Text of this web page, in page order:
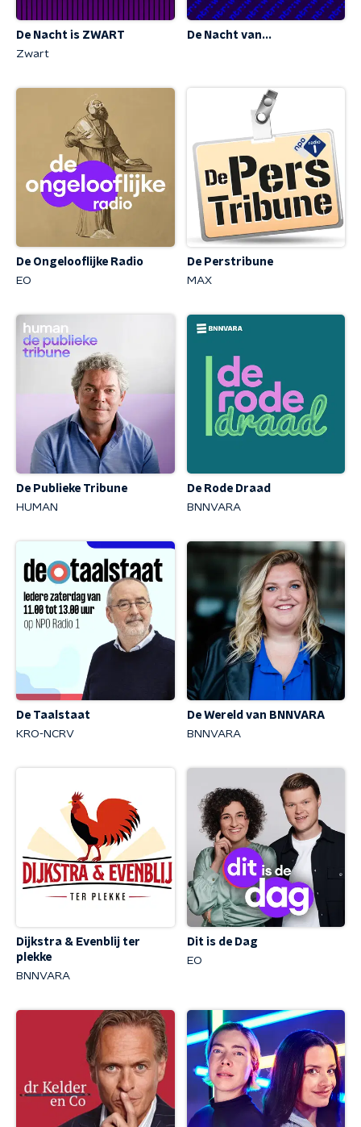
De Nacht is ZWART
Zwart
De Nacht van...
De Ongelooflijke Radio
EO
De Perstribune
MAX
De Publieke Tribune
HUMAN
De Rode Draad
BNNVARA
De Taalstaat
KRO-NCRV
De Wereld van BNNVARA
BNNVARA
Dijkstra & Evenblij ter
plekke
BNNVARA
Dit is de Dag
EO